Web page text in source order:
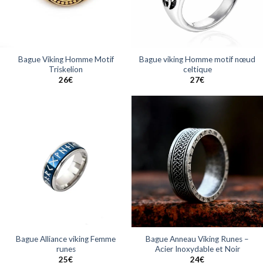
Bague Viking Homme Motif
Triskelion
26€
Bague viking Homme motif nœud
celtique
27€
Bague Alliance viking Femme
runes
25€
Bague Anneau Viking Runes –
Acier Inoxydable et Noir
24€